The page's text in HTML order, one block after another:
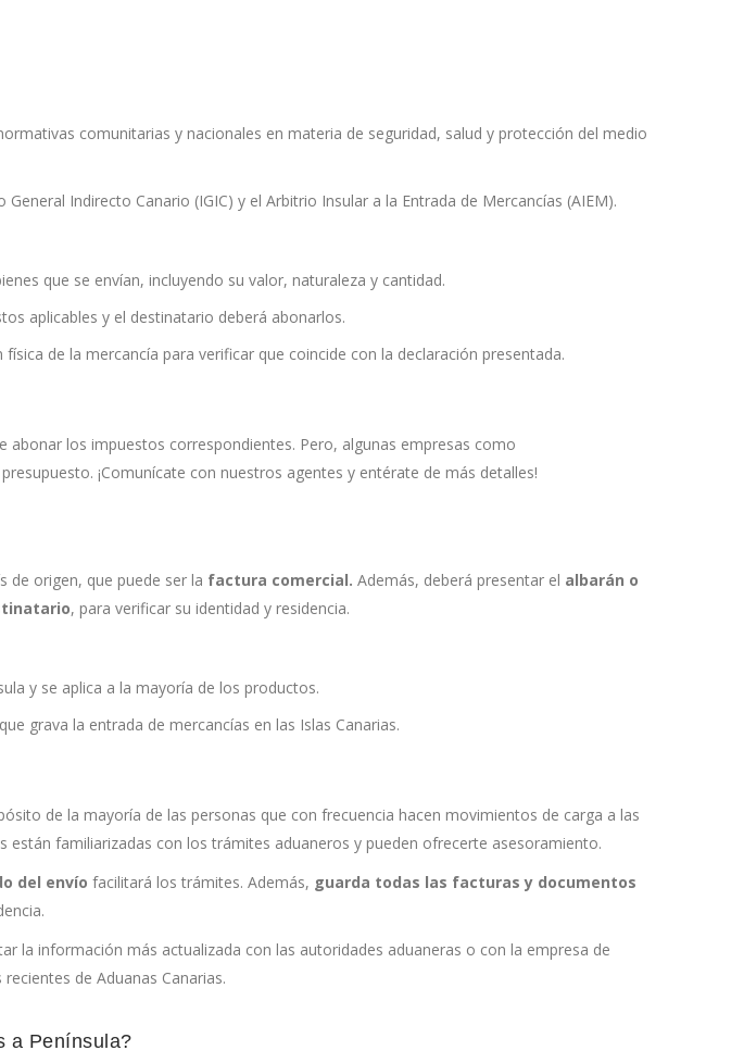
comunitarias y nacionales en materia de seguridad, salud y protección del medio
Indirecto Canario (IGIC) y el Arbitrio Insular a la Entrada de Mercancías (AIEM).
que se envían, incluyendo su valor, naturaleza y cantidad.
aplicables y el destinatario deberá abonarlos.
de la mercancía para verificar que coincide con la declaración presentada.
los impuestos correspondientes. Pero, algunas empresas como
¡Comunícate con nuestros agentes y entérate de más detalles!
de origen, que puede ser la factura comercial. Además, deberá presentar el albarán o
, para verificar su identidad y residencia.
y se aplica a la mayoría de los productos.
grava la entrada de mercancías en las Islas Canarias.
de la mayoría de las personas que con frecuencia hacen movimientos de carga a las
están familiarizadas con los trámites aduaneros y pueden ofrecerte asesoramiento.
del envío facilitará los trámites. Además, guarda todas las facturas y documentos
la información más actualizada con las autoridades aduaneras o con la empresa de
de Aduanas Canarias.
a Península?